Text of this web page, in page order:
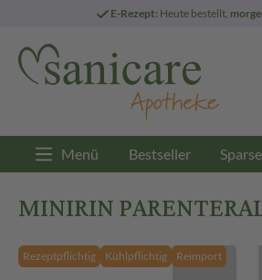
E-Rezept: Heute bestellt,
Menü Bestseller
MINIRIN
Rezeptpflichtig Kühlpflichtig Reimport